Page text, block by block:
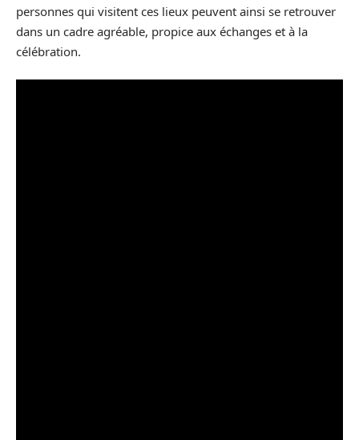
personnes qui visitent ces lieux peuvent ainsi se retrouver
dans un cadre agréable, propice aux échanges et à la
célébration.